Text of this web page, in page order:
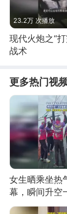
23.2万 次播放
现代火炮之“
战术
更多热门视
女生晒乘坐热
幕，瞬间升空
没有